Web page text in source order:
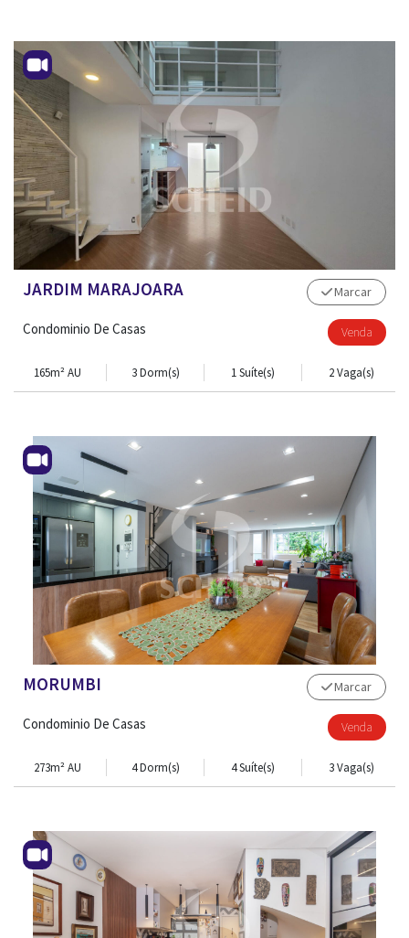
JARDIM MARAJOARA
Condominio De Casas
Marcar
Venda
165m² AU 3 Dorm(s) 1 Suíte(s) 2 Vaga(s)
MORUMBI
Condominio De Casas
Marcar
Venda
273m² AU 4 Dorm(s) 4 Suíte(s) 3 Vaga(s)